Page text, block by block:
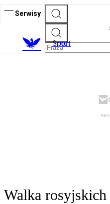
Serwisy
Sport
Walka